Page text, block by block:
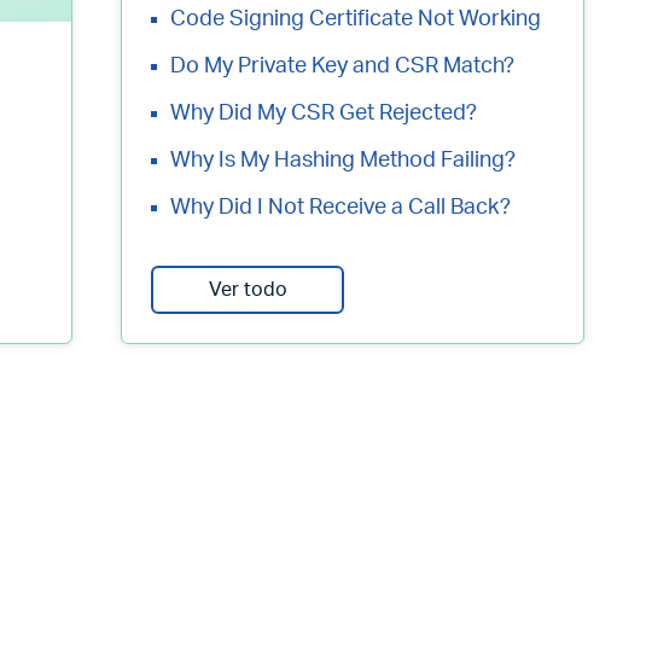
Code Signing Certificate Not Working
Do My Private Key and CSR Match?
Why Did My CSR Get Rejected?
Why Is My Hashing Method Failing?
Why Did I Not Receive a Call Back?
Ver todo